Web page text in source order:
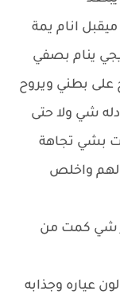
انام يمة
ينام بصفي
بطني ويروح
شي ولا حتى
بشي تجاهة
واخلص
شي كمت من
عياره وجذابه